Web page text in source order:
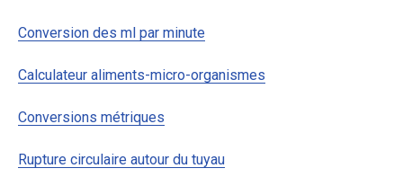
Conversion des ml par minute
Calculateur aliments-micro-organismes
Conversions métriques
Rupture circulaire autour du tuyau